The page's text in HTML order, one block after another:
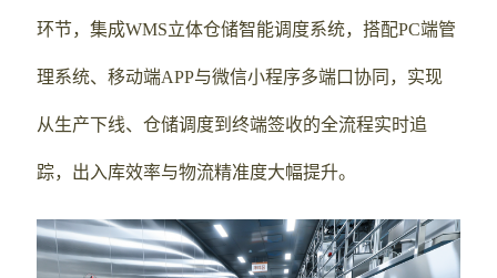
环节，集成WMS立体仓储智能调度系统，搭配PC端管
理系统、移动端APP与微信小程序多端口协同，实现
从生产下线、仓储调度到终端签收的全流程实时追
踪，出入库效率与物流精准度大幅提升。